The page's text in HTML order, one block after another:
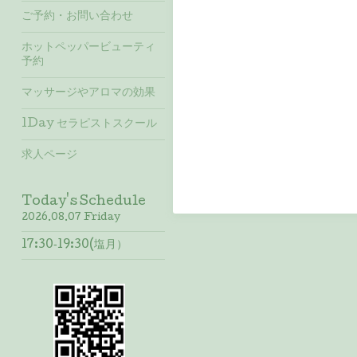
ご予約・お問い合わせ
ホットペッパービューティ
予約
マッサージやアロマの効果
1Day セラピストスクール
求人ページ
Today's Schedule
2026.08.07 Friday
17:30‐19:30(塩月）